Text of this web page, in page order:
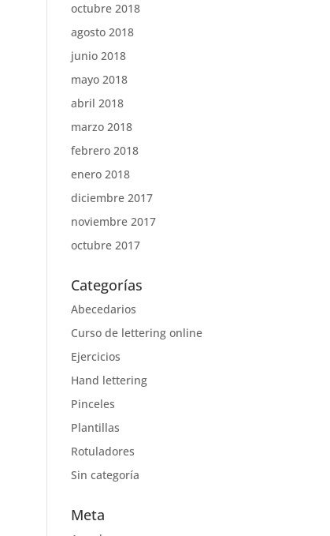
octubre 2018
agosto 2018
junio 2018
mayo 2018
abril 2018
marzo 2018
febrero 2018
enero 2018
diciembre 2017
noviembre 2017
octubre 2017
Categorías
Abecedarios
Curso de lettering online
Ejercicios
Hand lettering
Pinceles
Plantillas
Rotuladores
Sin categoría
Meta